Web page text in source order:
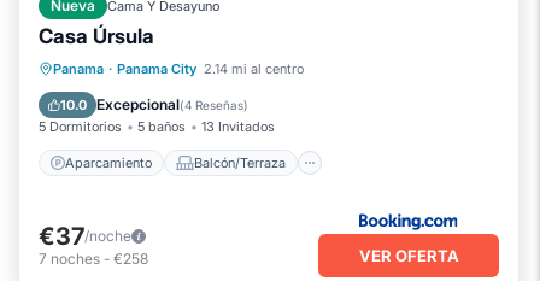
Nueva Cama Y Desayuno
Casa Úrsula
Panama · Panama City 2.14 mi al centro
10.0 Excepcional(4 Reseñas)
5 Dormitorios 5 baños 13 Invitados
Aparcamiento Balcón/Terraza
Aparcamiento
Balcón/Terraza
Vistas
Aire acondicionado
€37/noche
7 noches - €258 VER OFERTA